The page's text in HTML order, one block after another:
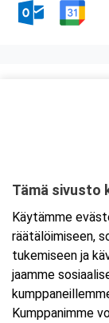
Tarkempi
Tämä sivusto
Käytämme
räätälöimiseen,
tukemiseen ja
jaamme
Kumppanimme